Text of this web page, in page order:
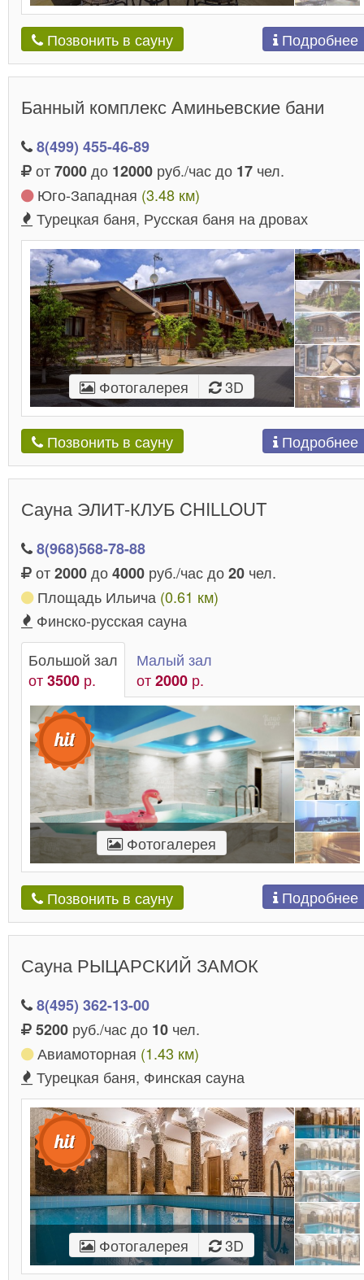
Позвонить в сауну Подробнее
Банный комплекс Аминьевские бани
8(499) 455-46-89
от7000до 12000 руб./час до 17 чел.
Юго-Западная (3.48 км)
Турецкая баня, Русская баня на дровах
Фотогалерея 3D
Позвонить в сауну Подробнее
Сауна ЭЛИТ-КЛУБ CHILLOUT
8(968)568-78-88
от2000до4000 руб./час до20 чел.
Площадь Ильича (0.61 км)
Финско-русская сауна
Большой зал
от3500 р.
Малый зал
от2000 р.
Фотогалерея
Позвонить в сауну Подробнее
Сауна РЫЦАРСКИЙ ЗАМОК
8(495) 362-13-00
5200 руб./час до 10 чел.
Авиамоторная (1.43 км)
Турецкая баня, Финская сауна
Фотогалерея 3D